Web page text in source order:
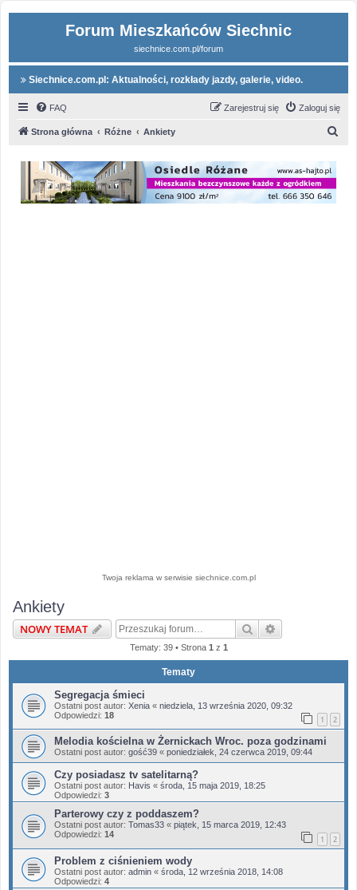
Forum Mieszkańców Siechnic
siechnice.com.pl/forum
Siechnice.com.pl: Aktualności, rozkłady jazdy, galerie, video.
FAQ Zaloguj się
Zarejestruj się
Strona główna Różne Ankiety
Twoja reklama w serwisie siechnice.com.pl
Ankiety
NOWY TEMAT Szukaj
Tematy: 39 • Strona 1 z 1
Tematy
Segregacja śmieci
Ostatni post autor: Xenia « niedziela, 13 września 2020, 09:32
Odpowiedzi: 18 1 2
Melodia kościelna w Żernickach Wroc. poza godzinami
Ostatni post autor: gość39 « poniedziałek, 24 czerwca 2019, 09:44
Czy posiadasz tv satelitarną?
Ostatni post autor: Havis « środa, 15 maja 2019, 18:25
Odpowiedzi: 3
Parterowy czy z poddaszem?
Ostatni post autor: Tomas33 « piątek, 15 marca 2019, 12:43
Odpowiedzi: 14 1 2
Problem z ciśnieniem wody
Ostatni post autor: admin « środa, 12 września 2018, 14:08
Odpowiedzi: 4